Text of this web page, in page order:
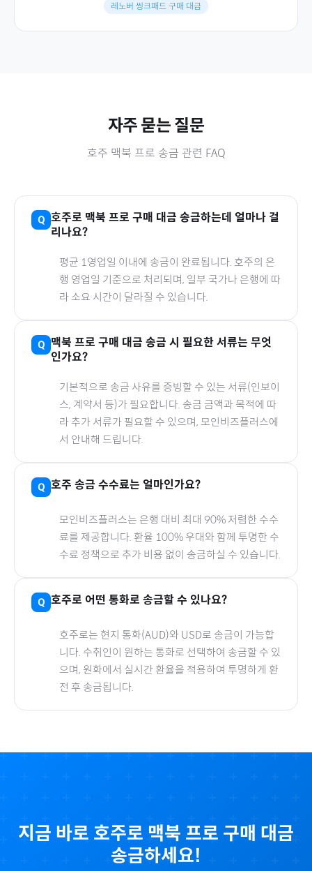
레노버 씽크패드 구매 대금
자주 묻는 질문
호주 맥북 프로 송금 관련 FAQ
호주로 맥북 프로 구매 대금 송금하는데 얼마나 걸
리나요?
평균 1영업일 이내에 송금이 완료됩니다. 호주의 은
행 영업일 기준으로 처리되며, 일부 국가나 은행에 따
라 소요 시간이 달라질 수 있습니다.
맥북 프로 구매 대금 송금 시 필요한 서류는 무엇
인가요?
기본적으로 송금 사유를 증빙할 수 있는 서류(인보이
스, 계약서 등)가 필요합니다. 송금 금액과 목적에 따
라 추가 서류가 필요할 수 있으며, 모인비즈플러스에
서 안내해 드립니다.
호주 송금 수수료는 얼마인가요?
모인비즈플러스는 은행 대비 최대 90% 저렴한 수수
료를 제공합니다. 환율 100% 우대와 함께 투명한 수
수료 정책으로 추가 비용 없이 송금하실 수 있습니다.
호주로 어떤 통화로 송금할 수 있나요?
호주로는 현지 통화(AUD)와 USD로 송금이 가능합
니다. 수취인이 원하는 통화로 선택하여 송금할 수 있
으며, 원화에서 실시간 환율을 적용하여 투명하게 환
전 후 송금됩니다.
지금 바로 호주로 맥북 프로 구매 대금
송금하세요!